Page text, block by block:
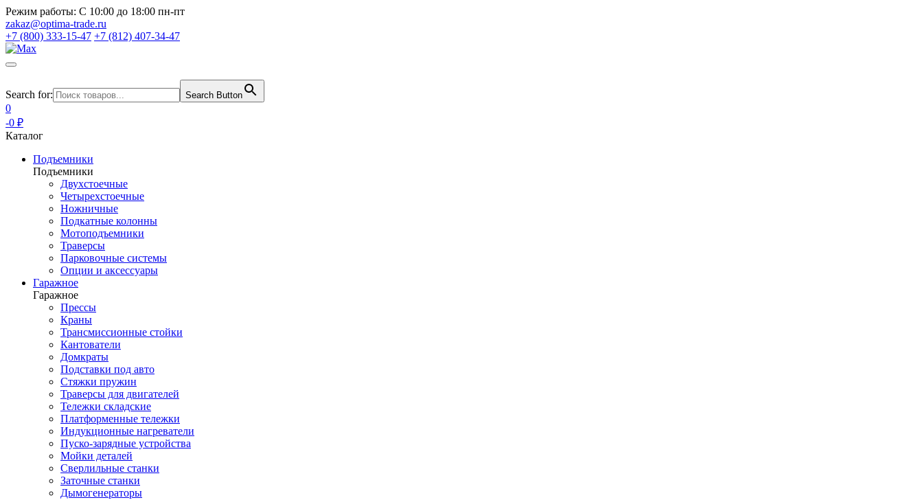
Режим работы: С 10:00 до 18:00 пн-пт
zakaz@optima-trade.ru
+7 (800) 333-15-47 +7 (812) 407-34-47
Search for: Search Button
0
-0 ₽
Каталог
Подъемники
Подъемники
Двухстоечные
Четырехстоечные
Ножничные
Подкатные колонны
Мотоподъемники
Траверсы
Парковочные системы
Опции и аксессуары
Гаражное
Гаражное
Прессы
Краны
Трансмиссионные стойки
Кантователи
Домкраты
Подставки под авто
Стяжки пружин
Траверсы для двигателей
Тележки складские
Платформенные тележки
Индукционные нагреватели
Пуско-зарядные устройства
Мойки деталей
Сверлильные станки
Заточные станки
Дымогенераторы